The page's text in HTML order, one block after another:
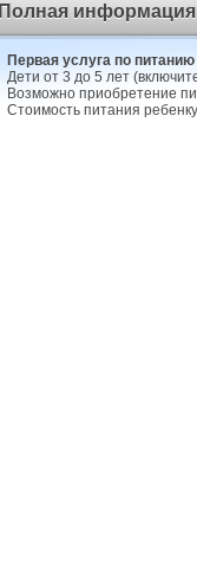
Полная информация
Первая услуга по
Дети от 3 до 5 лет
Возможно приобретение
Стоимость питания